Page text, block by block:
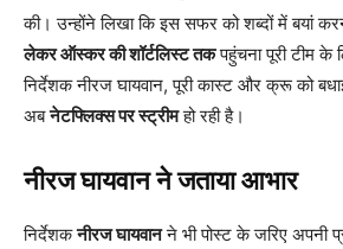
की। उन्होंने लिखा कि इस सफर को शब्दों में बयां
लेकर ऑस्कर की शॉर्टलिस्ट तकपहुंचना पूरी टीम के
निर्देशक नीरज घायवान, पूरी कास्ट और क्रू को
अबनेटफ्लिक्स पर स्ट्रीमहो रही है।
नीरज घायवान ने जताया आभार
निर्देशकनीरज घायवानने भी पोस्ट के जरिए अपनी